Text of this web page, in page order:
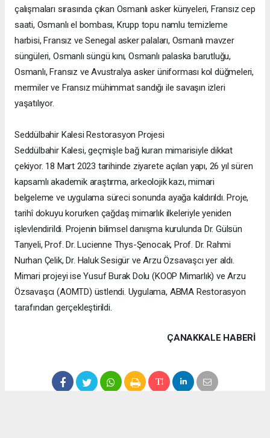
çalışmaları sırasında çıkan Osmanlı asker künyeleri, Fransız cep
saati, Osmanlı el bombası, Krupp topu namlu temizleme
harbisi, Fransız ve Senegal asker palaları, Osmanlı mavzer
süngüleri, Osmanlı süngü kını, Osmanlı palaska barutluğu,
Osmanlı, Fransız ve Avustralya asker üniforması kol düğmeleri,
mermiler ve Fransız mühimmat sandığı ile savaşın izleri
yaşatılıyor.
Seddülbahir Kalesi Restorasyon Projesi
Seddülbahir Kalesi, geçmişle bağ kuran mimarisiyle dikkat
çekiyor. 18 Mart 2023 tarihinde ziyarete açılan yapı, 26 yıl süren
kapsamlı akademik araştırma, arkeolojik kazı, mimari
belgeleme ve uygulama süreci sonunda ayağa kaldırıldı. Proje,
tarihî dokuyu korurken çağdaş mimarlık ilkeleriyle yeniden
işlevlendirildi. Projenin bilimsel danışma kurulunda Dr. Gülsün
Tanyeli, Prof. Dr. Lucienne Thys-Şenocak, Prof. Dr. Rahmi
Nurhan Çelik, Dr. Haluk Sesigür ve Arzu Özsavaşcı yer aldı.
Mimari projeyi ise Yusuf Burak Dolu (KOOP Mimarlık) ve Arzu
Özsavaşcı (AOMTD) üstlendi. Uygulama, ABMA Restorasyon
tarafından gerçekleştirildi.
ÇANAKKALE HABERİ